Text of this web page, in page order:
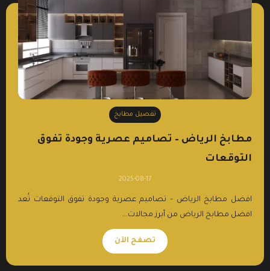
تفصيل مطابخ
مطابخ الرياض – تصاميم عصرية وجودة تفوق
التوقعات
2025-08-17
افضل مطابخ الرياض – تصاميم عصرية وجودة تفوق التوقعات تُعد
افضل مطابخ الرياض من أبرز مجالات...
تصفح الآن